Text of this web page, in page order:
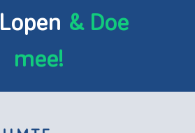
& Doe
mee!